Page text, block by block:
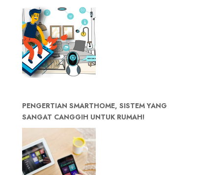
PENGERTIAN SMARTHOME, SISTEM YANG
SANGAT CANGGIH UNTUK RUMAH!